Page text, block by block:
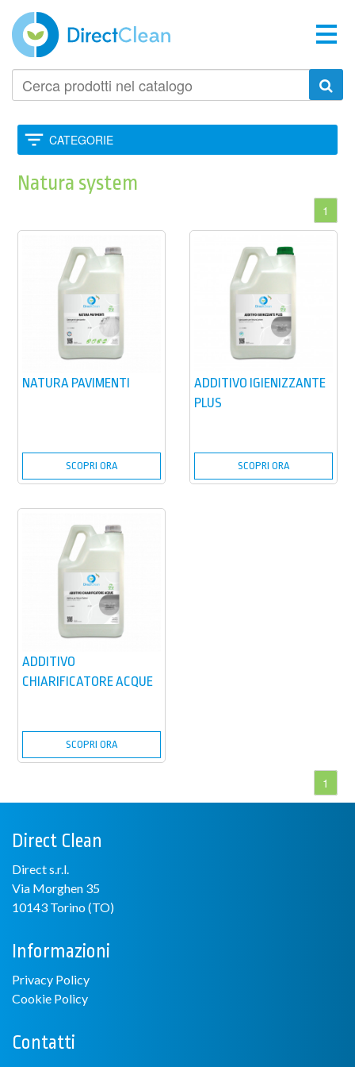
Cerca
prodotti
catalogoCATEGORIE
Natura system
1
NATURA PAVIMENTI
SCOPRI ORA
ADDITIVO IGIENIZZANTE
PLUS
SCOPRI ORA
ADDITIVO
CHIARIFICATORE ACQUE
SCOPRI ORA
1
Direct Clean
Direct s.r.l.
Via Morghen 35
10143 Torino (TO)
Informazioni
Privacy Policy
Cookie Policy
Contatti